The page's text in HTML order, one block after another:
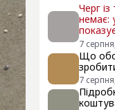
Черг
немає:
7
Що
7